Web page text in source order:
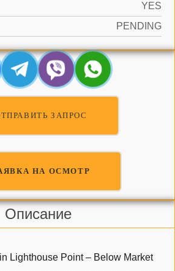
YES
PENDING
ЗАПРОС
НА ОСМОТР
Описание
Lighthouse Point – Below Market